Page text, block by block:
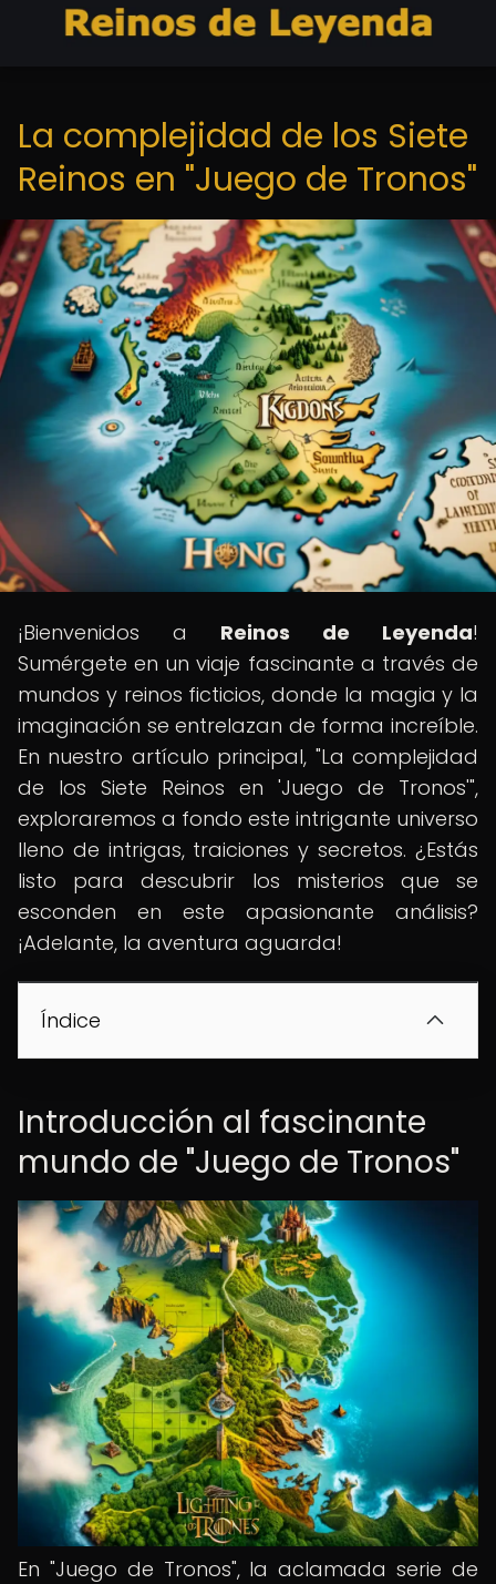
La complejidad de los Siete
Reinos en "Juego de Tronos"
¡Bienvenidos a Reinos de Leyenda!
Sumérgete en un viaje fascinante a través de
mundos y reinos ficticios, donde la magia y la
imaginación se entrelazan de forma increíble.
En nuestro artículo principal, "La complejidad
de los Siete Reinos en 'Juego de Tronos'",
exploraremos a fondo este intrigante universo
lleno de intrigas, traiciones y secretos. ¿Estás
listo para descubrir los misterios que se
esconden en este apasionante análisis?
¡Adelante, la aventura aguarda!
Índice
Introducción al fascinante
mundo de "Juego de Tronos"
En "Juego de Tronos", la aclamada serie de